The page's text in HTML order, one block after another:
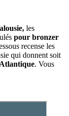
les
pour bronzer
recense les
qui donnent soit
. Vous